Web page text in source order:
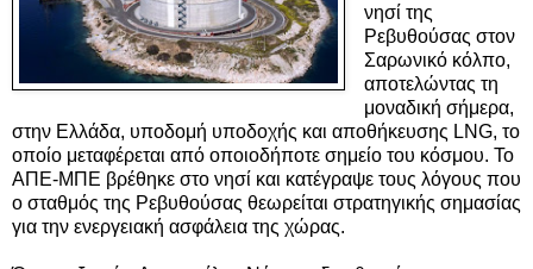
νησί της
Ρεβυθούσας στον
Σαρωνικό κόλπο,
αποτελώντας τη
μοναδική σήμερα,
στην Ελλάδα, υποδομή υποδοχής και αποθήκευσης LNG, το
οποίο μεταφέρεται από οποιοδήποτε σημείο του κόσμου. Το
ΑΠΕ-ΜΠΕ βρέθηκε στο νησί και κατέγραψε τους λόγους που
ο σταθμός της Ρεβυθούσας θεωρείται στρατηγικής σημασίας
για την ενεργειακή ασφάλεια της χώρας.